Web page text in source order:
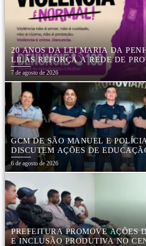
20 ANOS DA LEI MARIA DA
LILÁS REFORÇA A REDE DE
MULHERES EM BOTUCATU
7 de agosto de 2026
GCM DE SÃO MANUEL E
DISCUTEM AÇÕES DE
SEGURANÇA NO TRÂNSITO
6 de agosto de 2026
PREFEITURA PROMOVE AÇÕES
E INCLUSÃO PRODUTIVA NO